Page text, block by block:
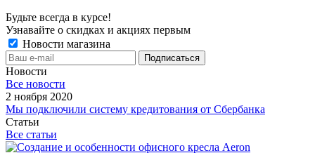
Будьте всегда в курсе!
Узнавайте о скидках и акциях первым
Новости магазина
Новости
Все новости
2 ноября 2020
Мы подключили систему кредитования от Сбербанка
Статьи
Все статьи